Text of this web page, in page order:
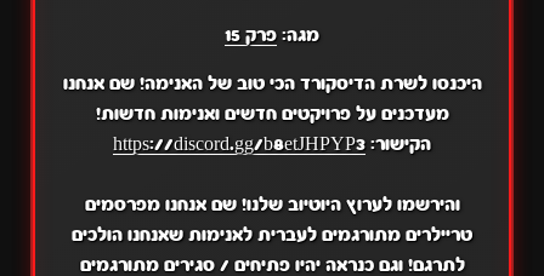
מגה: פרק 15
היכנסו לשרת הדיסקורד הכי טוב של האנימה! שם אנחנו
מעדכנים על פרויקטים חדשים ואנימות חדשות!
הקישור: https://discord.gg/b8etJHPYP3
והירשמו לערוץ היוטיוב שלנו! שם אנחנו מפרסמים
טריילרים מתורגמים לעברית לאנימות שאנחנו הולכים
לתרגם! וגם כנראה יהיו פתיחים / סגירים מתורגמים